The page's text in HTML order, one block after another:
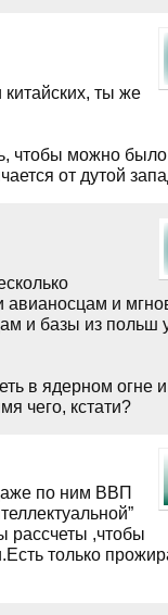
ты же
чтобы можно было
от дутой
авианосцам и
и базы из польш
в ядерном огне
чего, кстати?
по ним ВВП
рассчеты ,чтобы
только